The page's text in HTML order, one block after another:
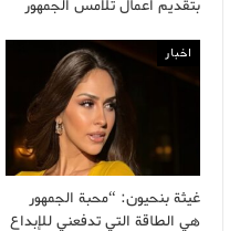
بتقديم أعمال تلامس الجمهور
اخبار
غيثة بنحيون: “محبة الجمهور
هي الطاقة التي تدفعني للإبداع